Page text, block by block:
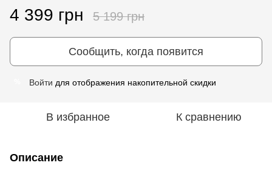
4 399 грн 5 199 грн
Сообщить, когда появится
Войти для отображения накопительной скидки
В избранное К сравнению
Описание